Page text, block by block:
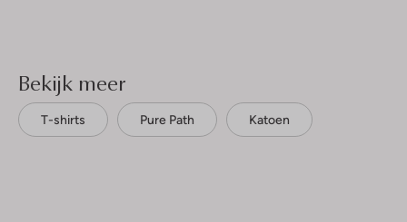
Bekijk meer
T-shirts Pure Path Katoen